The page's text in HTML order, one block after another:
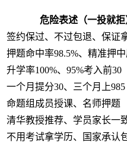
危险表述（一投就拒
签约保过、不过包退、保证
押题命中率98.5%、精准押
升学率100%、95%考入前30
一个月提分30、三个月上985
命题组成员授课、名师押题
清华教授推荐、学员家长一
不用考试拿学历、国家承认